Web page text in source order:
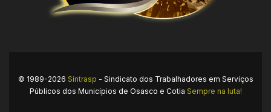
© 1989-2026 Sintrasp - Sindicato dos Trabalhadores em Serviços
Públicos dos Municípios de Osasco e Cotia Sempre na luta!